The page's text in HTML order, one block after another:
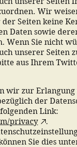
Wir
Seiten keine
Daten sowie
Wenn Sie nicht
unserer Seiten
aus Ihrem
wir zur
der
Link:
privacy
.
Sie dies